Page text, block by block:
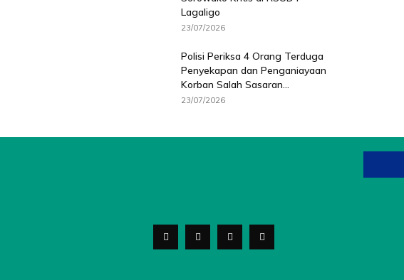
Lagaligo
23/07/2026
Polisi Periksa 4 Orang Terduga
Penyekapan dan Penganiayaan
Korban Salah Sasaran...
23/07/2026